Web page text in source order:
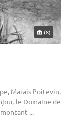
(8)
Marais Poitevin,
le Domaine de
...